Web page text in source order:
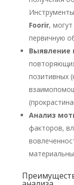
Foorir,
первичную
Выявление
позитивных
Анализ
факторов,